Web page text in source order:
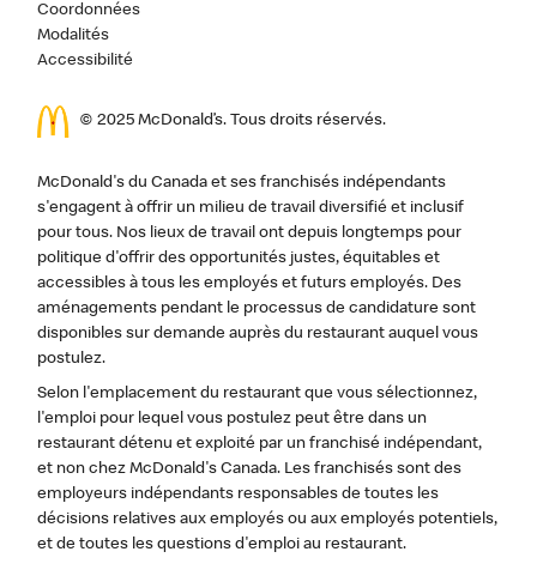
Coordonnées
Modalités
Accessibilité
© 2025 McDonald’s. Tous droits réservés.
McDonald's du Canada et ses franchisés indépendants
s'engagent à offrir un milieu de travail diversifié et inclusif
pour tous. Nos lieux de travail ont depuis longtemps pour
politique d'offrir des opportunités justes, équitables et
accessibles à tous les employés et futurs employés. Des
aménagements pendant le processus de candidature sont
disponibles sur demande auprès du restaurant auquel vous
postulez.
Selon l'emplacement du restaurant que vous sélectionnez,
l'emploi pour lequel vous postulez peut être dans un
restaurant détenu et exploité par un franchisé indépendant,
et non chez McDonald's Canada. Les franchisés sont des
employeurs indépendants responsables de toutes les
décisions relatives aux employés ou aux employés potentiels,
et de toutes les questions d'emploi au restaurant.